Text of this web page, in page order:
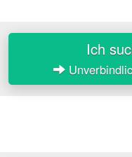
Ich